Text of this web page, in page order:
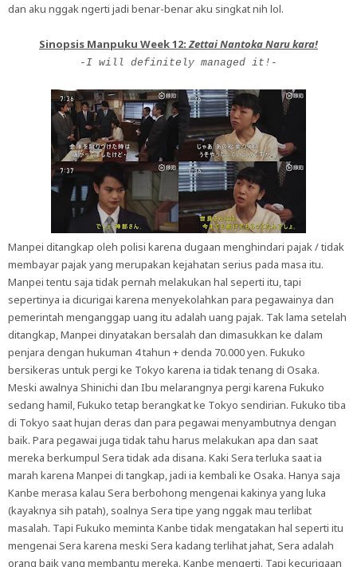
dan aku nggak ngerti jadi benar-benar aku singkat nih lol.
Sinopsis Manpuku Week 12:Zettai Nantoka Naru kara!
-I will definitely managed it!-
Manpei ditangkap oleh polisi karena dugaan menghindari pajak / tidak
membayar pajak yang merupakan kejahatan serius pada masa itu.
Manpei tentu saja tidak pernah melakukan hal seperti itu, tapi
sepertinya ia dicurigai karena menyekolahkan para pegawainya dan
pemerintah menganggap uang itu adalah uang pajak. Tak lama setelah
ditangkap, Manpei dinyatakan bersalah dan dimasukkan ke dalam
penjara dengan hukuman 4 tahun + denda 70.000 yen. Fukuko
bersikeras untuk pergi ke Tokyo karena ia tidak tenang di Osaka.
Meski awalnya Shinichi dan Ibu melarangnya pergi karena Fukuko
sedang hamil, Fukuko tetap berangkat ke Tokyo sendirian. Fukuko tiba
di Tokyo saat hujan deras dan para pegawai menyambutnya dengan
baik. Para pegawai juga tidak tahu harus melakukan apa dan saat
mereka berkumpul Sera tidak ada disana. Kaki Sera terluka saat ia
marah karena Manpei di tangkap, jadi ia kembali ke Osaka. Hanya saja
Kanbe merasa kalau Sera berbohong mengenai kakinya yang luka
(kayaknya sih patah), soalnya Sera tipe yang nggak mau terlibat
masalah. Tapi Fukuko meminta Kanbe tidak mengatakan hal seperti itu
mengenai Sera karena meski Sera kadang terlihat jahat, Sera adalah
orang baik yang membantu mereka. Kanbe mengerti. Tapi kecurigaan